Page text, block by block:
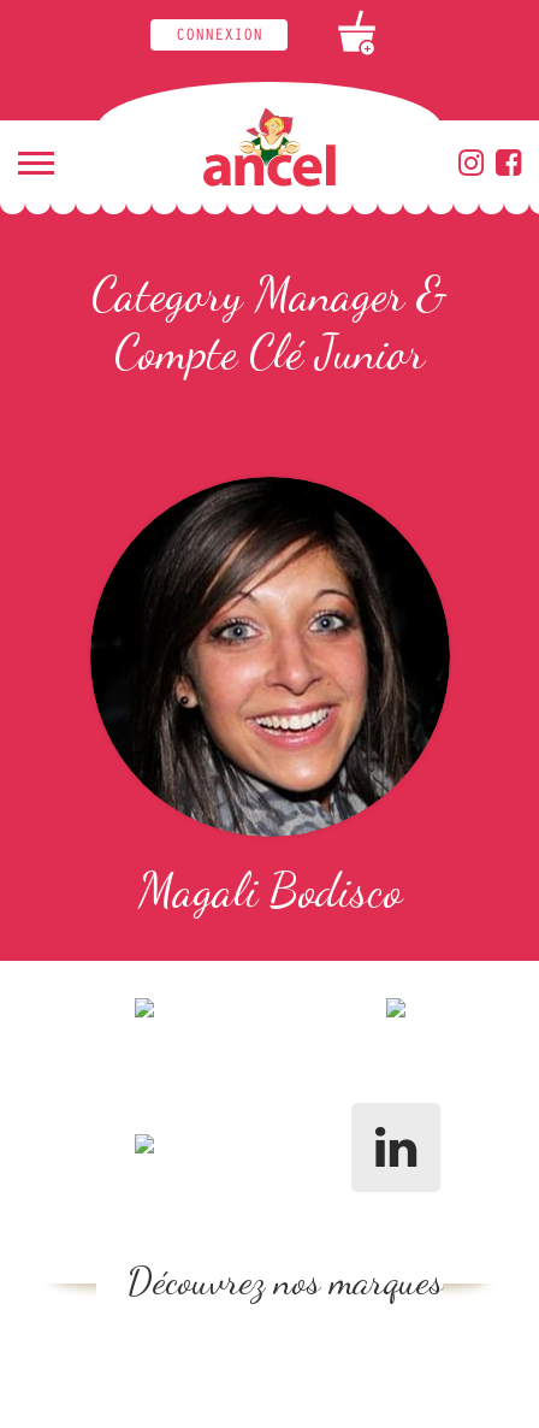
CONNEXION
+
Category Manager &
Compte Clé Junior
Magali Bodisco
Découvrez nos marques